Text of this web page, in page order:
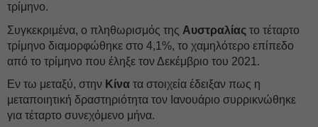
τρίμηνο.
Συγκεκριμένα, ο πληθωρισμός της Αυστραλίας το τέταρτο
τρίμηνο διαμορφώθηκε στο 4,1%, το χαμηλότερο επίπεδο
από το τρίμηνο που έληξε τον Δεκέμβριο του 2021.
Εν τω μεταξύ, στην Κίνα τα στοιχεία έδειξαν πως η
μεταποιητική δραστηριότητα τον Ιανουάριο συρρικνώθηκε
για τέταρτο συνεχόμενο μήνα.